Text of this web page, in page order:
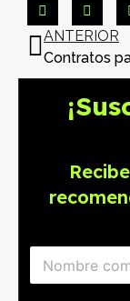
ANTERIOR
N
m